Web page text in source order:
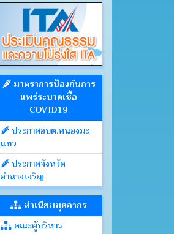
มาตราการป้องกันการ
แพร่ระบาดเชื้อ
COVID19
ประกาศอบต.หนองมะ
แซว
ประกาศจังหวัด
อำนาจเจริญ
ทำเนียบบุคลากร
คณะผู้บริหาร